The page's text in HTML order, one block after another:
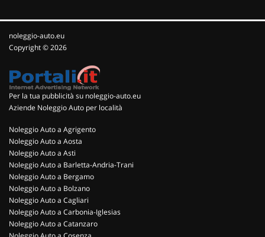
noleggio-auto.eu
Copyright © 2026
Per la tua pubblicità su noleggio-auto.eu
Aziende Noleggio Auto per località
Noleggio Auto a Agrigento
Noleggio Auto a Aosta
Noleggio Auto a Asti
Noleggio Auto a Barletta-Andria-Trani
Noleggio Auto a Bergamo
Noleggio Auto a Bolzano
Noleggio Auto a Cagliari
Noleggio Auto a Carbonia-Iglesias
Noleggio Auto a Catanzaro